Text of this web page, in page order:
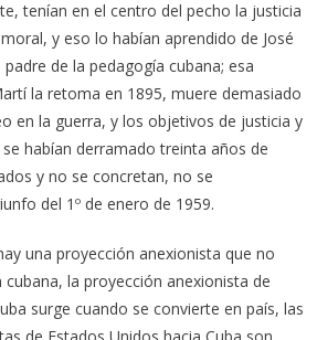
tenían en el centro del pecho la justicia
y eso lo habían aprendido de José
de la pedagogía cubana; esa
la retoma en 1895, muere demasiado
en la guerra, y los objetivos de justicia y
habían derramado treinta años de
y no se concretan, no se
del 1º de enero de 1959.
una proyección anexionista que no
cubana, la proyección anexionista de
surge cuando se convierte en país, las
de Estados Unidos hacia Cuba son